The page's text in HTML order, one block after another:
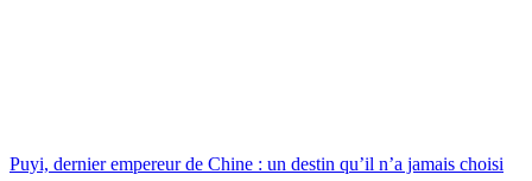
Puyi, dernier empereur de Chine : un destin qu’il n’a jamais choisi